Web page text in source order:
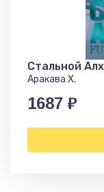
Стальной
Аракава Х.
1687 ₽